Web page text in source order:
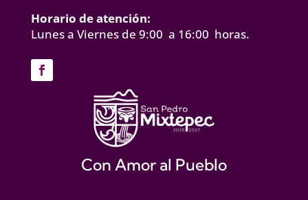
Horario de atención:
Lunes a Viernes de 9:00 a 16:00 horas.
Con Amor al Pueblo